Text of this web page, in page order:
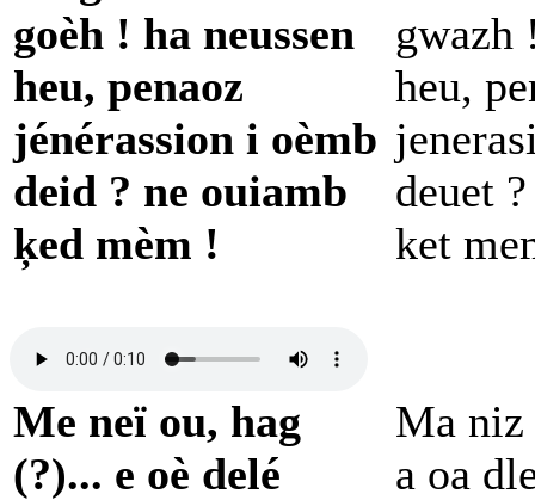
goèh ! ha neussen
heu, penaoz
jénérassion i oèmb
deid ? ne ouiamb
ķed mèm !
gwazh
heu,
deuet
ket
Me neï ou, hag
(?)... e oè delé
Ma niz
a oa